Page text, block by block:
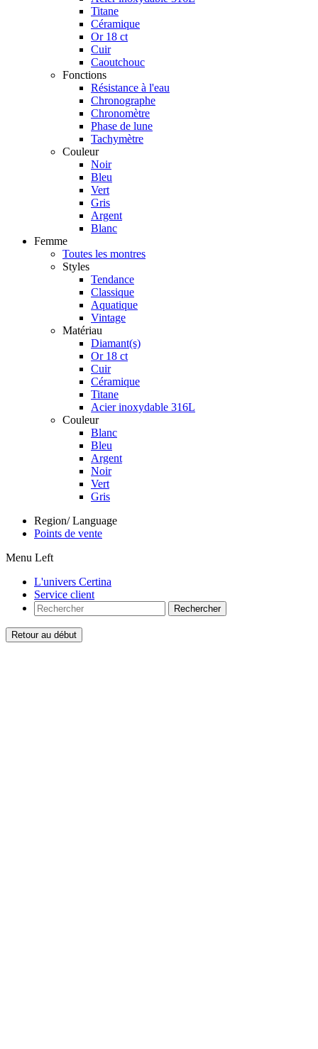
Titane
Céramique
Or 18 ct
Cuir
Caoutchouc
Fonctions
Résistance à l'eau
Chronographe
Chronomètre
Phase de lune
Tachymètre
Couleur
Noir
Bleu
Vert
Gris
Argent
Blanc
Femme
Toutes les montres
Styles
Tendance
Classique
Aquatique
Vintage
Matériau
Diamant(s)
Or 18 ct
Cuir
Céramique
Titane
Acier inoxydable 316L
Couleur
Blanc
Bleu
Argent
Noir
Vert
Gris
Region/ Language
Points de vente
Menu Left
L'univers Certina
Service client
Rechercher
Retour au début